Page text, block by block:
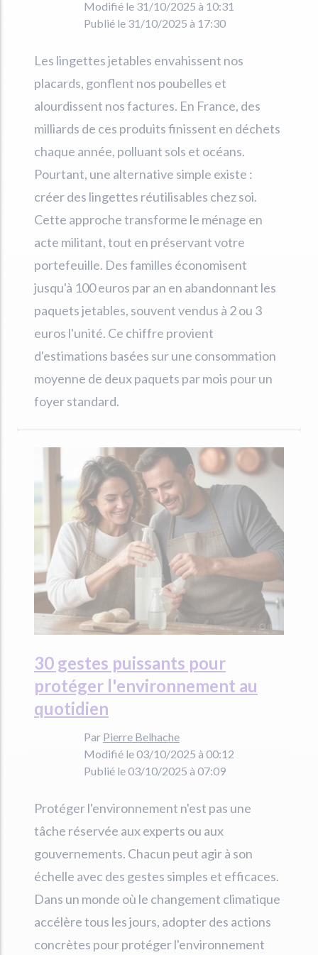
Modifié le 31/10/2025 à 10:31
Publié le 31/10/2025 à 17:30
Les lingettes jetables envahissent nos
placards, gonflent nos poubelles et
alourdissent nos factures. En France, des
milliards de ces produits finissent en déchets
chaque année, polluant sols et océans.
Pourtant, une alternative simple existe :
créer des lingettes réutilisables chez soi.
Cette approche transforme le ménage en
acte militant, tout en préservant votre
portefeuille. Des familles économisent
jusqu'à 100 euros par an en abandonnant les
paquets jetables, souvent vendus à 2 ou 3
euros l'unité. Ce chiffre provient
d'estimations basées sur une consommation
moyenne de deux paquets par mois pour un
foyer standard.
30 gestes puissants pour
protéger l'environnement au
quotidien
Par Pierre Belhache
Modifié le 03/10/2025 à 00:12
Publié le 03/10/2025 à 07:09
Protéger l'environnement n'est pas une
tâche réservée aux experts ou aux
gouvernements. Chacun peut agir à son
échelle avec des gestes simples et efficaces.
Dans un monde où le changement climatique
accélère tous les jours, adopter des actions
concrètes pour protéger l'environnement